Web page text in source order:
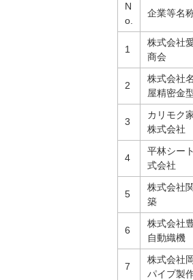
N
o.
企業等名
1
株式会社
商会
2
株式会社
屋精密金
3
カリモク
株式会社
4
平林シー
式会社
5
株式会社
築
6
株式会社
自動織機
7
株式会社
パイプ製